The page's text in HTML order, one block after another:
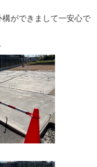
ができまして一安心で